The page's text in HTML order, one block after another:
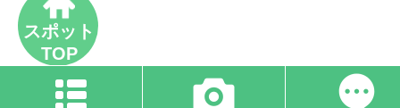
スポット
TOP